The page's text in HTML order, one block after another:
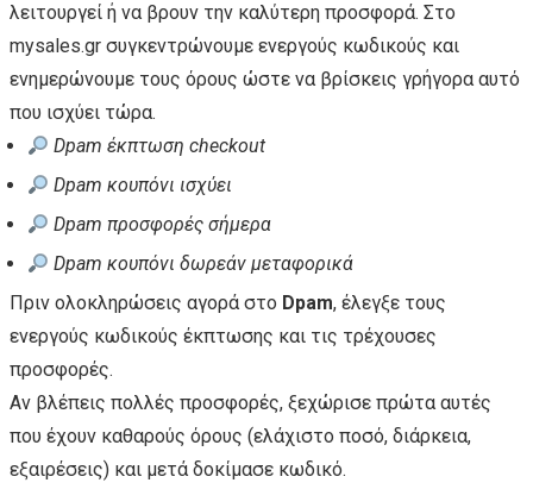
λειτουργεί ή να βρουν την καλύτερη προσφορά. Στο
mysales.gr συγκεντρώνουμε ενεργούς κωδικούς και
ενημερώνουμε τους όρους ώστε να βρίσκεις γρήγορα αυτό
που ισχύει τώρα.
Dpam έκπτωση checkout
Dpam κουπόνι ισχύει
Dpam προσφορές σήμερα
Dpam κουπόνι δωρεάν μεταφορικά
Πριν ολοκληρώσεις αγορά στο Dpam, έλεγξε τους
ενεργούς κωδικούς έκπτωσης και τις τρέχουσες
προσφορές.
Αν βλέπεις πολλές προσφορές, ξεχώρισε πρώτα αυτές
που έχουν καθαρούς όρους (ελάχιστο ποσό, διάρκεια,
εξαιρέσεις) και μετά δοκίμασε κωδικό.